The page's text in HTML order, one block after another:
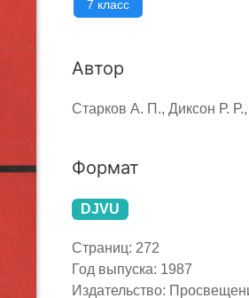
7 класс
Автор
Старков А. П., Диксон Р.
Формат
DJVU
Страниц: 272
Год выпуска: 1987
Издательство: